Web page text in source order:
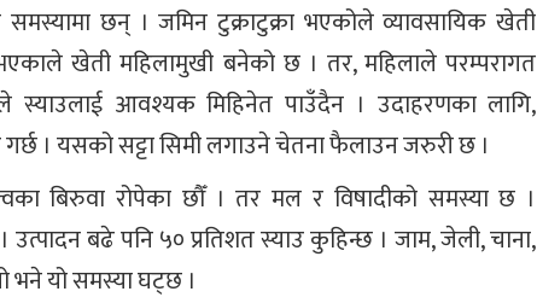
छन् । जमिन टुक्राटुक्रा भएकोले व्यावसायिक खेती
खेती महिलामुखी बनेको छ । तर, महिलाले परम्परागत
स्याउलाई आवश्यक मिहिनेत पाउँदैन । उदाहरणका लागि,
। यसको सट्टा सिमी लगाउने चेतना फैलाउन जरुरी छ ।
बिरुवा रोपेका छौँ । तर मल र विषादीको समस्या छ ।
बढे पनि ५० प्रतिशत स्याउ कुहिन्छ । जाम, जेली, चाना,
भने यो समस्या घट्छ ।